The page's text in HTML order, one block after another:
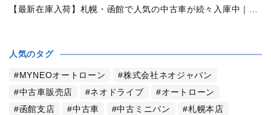
【最新在庫入荷】札幌・函館で人気の中古車が続々入庫中｜早い者勝ち！【トヨタ ヴォクシー2.0ZS煌Ⅱ 4WD】
人気のタグ
MYNEOオートローン
株式会社ネオジャパン
中古車販売店
ネオドライブ
オートローン
函館支店
中古車 中古ミニバン
札幌本店